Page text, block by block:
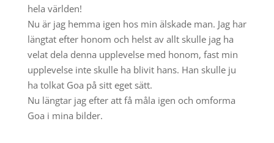
hela världen!
Nu är jag hemma igen hos min älskade man. Jag har
längtat efter honom och helst av allt skulle jag ha
velat dela denna upplevelse med honom, fast min
upplevelse inte skulle ha blivit hans. Han skulle ju
ha tolkat Goa på sitt eget sätt.
Nu längtar jag efter att få måla igen och omforma
Goa i mina bilder.